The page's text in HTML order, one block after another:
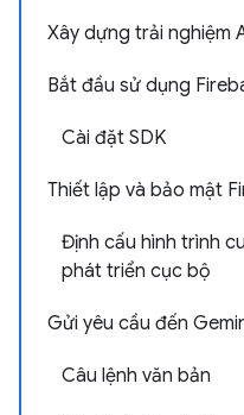
Xây dựng trải nghiệm
Bắt đầu sử dụng
Cài đặt SDK
Thiết lập và bảo mật
Định cấu hình trình
phát triển cục bộ
Gửi yêu cầu đến
Câu lệnh văn bản